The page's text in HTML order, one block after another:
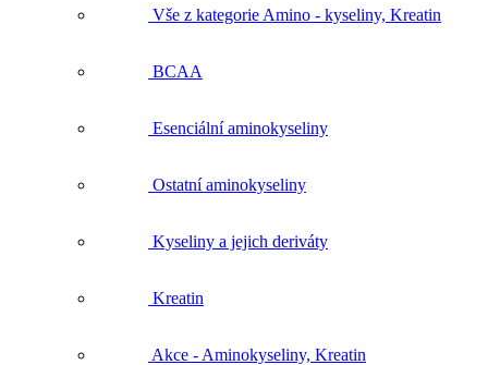
Vše z kategorie Amino - kyseliny, Kreatin
BCAA
Esenciální aminokyseliny
Ostatní aminokyseliny
Kyseliny a jejich deriváty
Kreatin
Akce - Aminokyseliny, Kreatin